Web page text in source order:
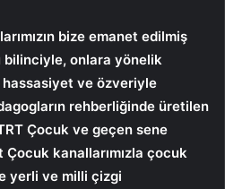
bize emanet edilmiş
onlara yönelik
hassasiyet ve özveriyle
rehberliğinde üretilen
Çocuk ve geçen sene
kanallarımızla çocuk
yerli ve milli çizgi